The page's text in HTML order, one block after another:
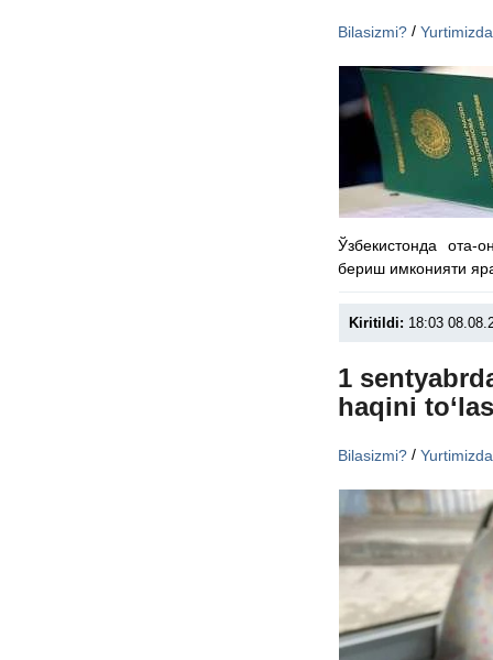
Bilasizmi? /Yurtimizda
Ўзбекистонда ота-
бериш имконияти
Kiritildi: 18:03
1
haqini
Bilasizmi? /Yurtimizda